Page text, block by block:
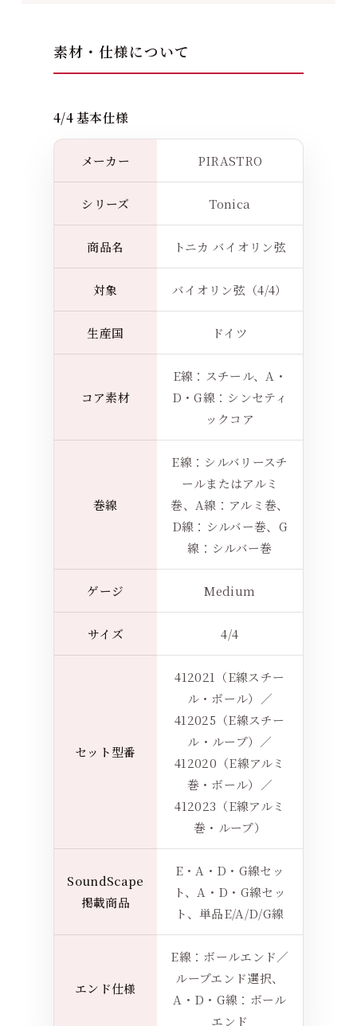
素材・仕様について
4/4 基本仕様
メーカー PIRASTRO
シリーズ Tonica
商品名 トニカ バイオリン弦
対象 バイオリン弦（4/4）
生産国 ドイツ
コア素材
E線：スチール、A・
D・G線：シンセティ
ックコア
巻線
E線：シルバリースチ
ールまたはアルミ
巻、A線：アルミ巻、
D線：シルバー巻、G
線：シルバー巻
ゲージ Medium
サイズ 4/4
セット型番
412021（E線スチー
ル・ボール）／
412025（E線スチー
ル・ループ）／
412020（E線アルミ
巻・ボール）／
412023（E線アルミ
巻・ループ）
SoundScape
掲載商品
E・A・D・G線セッ
ト、A・D・G線セッ
ト、単品E/A/D/G線
エンド仕様
E線：ボールエンド／
ループエンド選択、
A・D・G線：ボール
エンド